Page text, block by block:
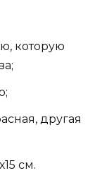
которую
другая
см.